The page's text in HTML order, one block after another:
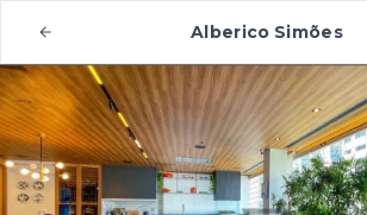
Alberico Simões